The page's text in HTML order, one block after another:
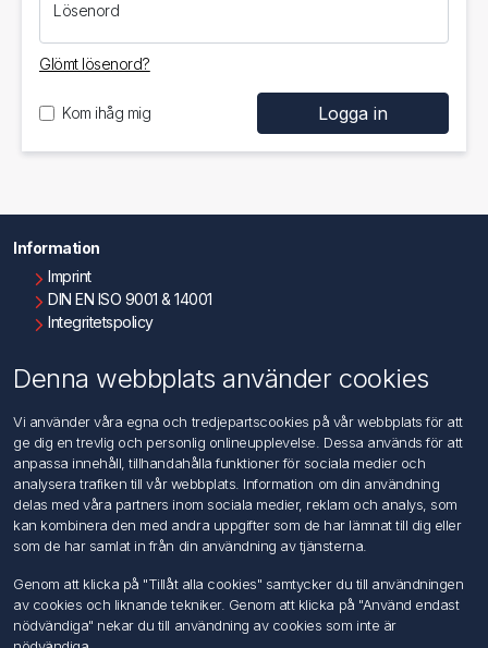
Lösenord
Glömt lösenord?
Kom ihåg mig
Information
Imprint
DIN EN ISO 9001 & 14001
Integritetspolicy
Kontakta oss
Kundtjänst
Sök
Mitt konto
Mina ordrar
Mina adresser
Denna webbplats använder cookies
Vi använder våra egna och tredjepartscookies på vår webbplats för att
ge dig en trevlig och personlig onlineupplevelse. Dessa används för att
anpassa innehåll, tillhandahålla funktioner för sociala medier och
analysera trafiken till vår webbplats. Information om din användning
delas med våra partners inom sociala medier, reklam och analys, som
kan kombinera den med andra uppgifter som de har lämnat till dig eller
som de har samlat in från din användning av tjänsterna.
Genom att klicka på "Tillåt alla cookies" samtycker du till användningen
av cookies och liknande tekniker. Genom att klicka på "Använd endast
nödvändiga" nekar du till användning av cookies som inte är